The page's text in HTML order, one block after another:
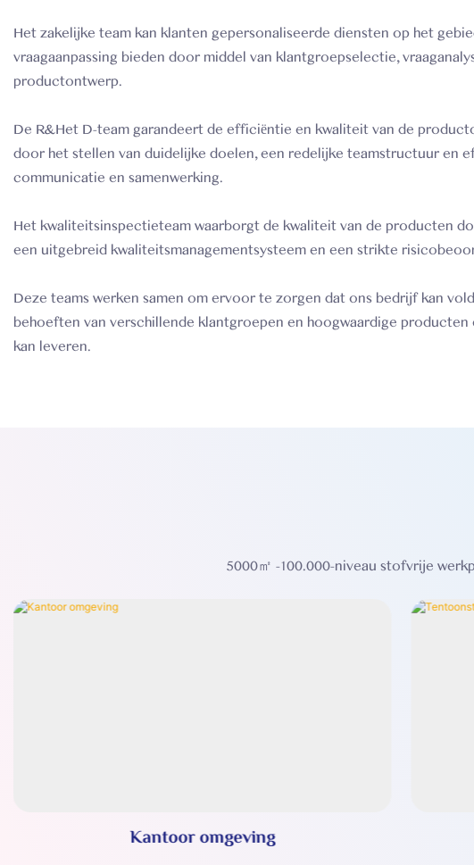
Het zakelijke team kan klanten gepersonaliseerde diensten op het
vraagaanpassing bieden door middel van klantgroepselectie,
productontwerp.
De R&Het D-team garandeert de efficiëntie en kwaliteit van de
door het stellen van duidelijke doelen, een redelijke teamstructuur en
communicatie en samenwerking.
Het kwaliteitsinspectieteam waarborgt de kwaliteit van de producten
een uitgebreid kwaliteitsmanagementsysteem en een strikte
Deze teams werken samen om ervoor te zorgen dat ons bedrijf kan
behoeften van verschillende klantgroepen en hoogwaardige producten
kan leveren.
5000㎡ -100.000-niveau stofvrije
Kantoor omgeving